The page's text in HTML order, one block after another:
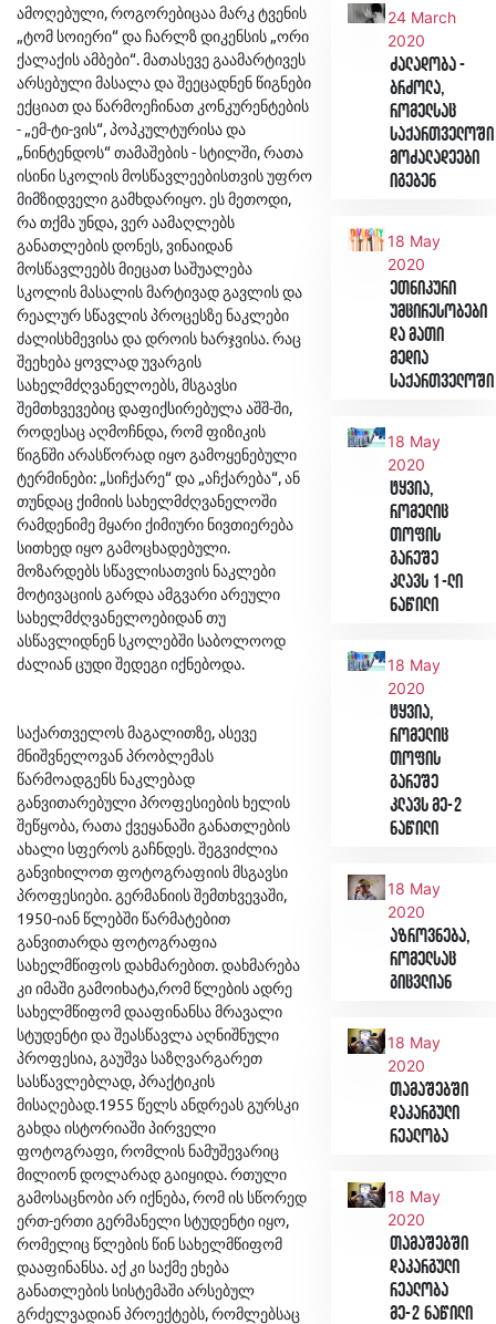
ამოღებული, როგორებიცაა მარკ ტვენის
„ტომ სოიერი“ და ჩარლზ დიკენსის „ორი
ქალაქის ამბები“. მათასევე გაამარტივეს
არსებული მასალა და შეეცადნენ წიგნები
ექციათ და წარმოეჩინათ კონკურენტების
- „ემ-ტი-ვის“, პოპკულტურისა და
„ნინტენდოს“ თამაშების - სტილში, რათა
ისინი სკოლის მოსწავლეებისთვის უფრო
მიმზიდველი გამხდარიყო. ეს მეთოდი,
რა თქმა უნდა, ვერ აამაღლებს
განათლების დონეს, ვინაიდან
მოსწავლეებს მიეცათ საშუალება
სკოლის მასალის მარტივად გავლის და
რეალურ სწავლის პროცესზე ნაკლები
ძალისხმევისა და დროის ხარჯვისა. რაც
შეეხება ყოვლად უვარგის
სახელმძღვანელოებს, მსგავსი
შემთხვევებიც დაფიქსირებულა აშშ-ში,
როდესაც აღმოჩნდა, რომ ფიზიკის
წიგნში არასწორად იყო გამოყენებული
ტერმინები: „სიჩქარე“ და „აჩქარება“, ან
თუნდაც ქიმიის სახელმძღვანელოში
რამდენიმე მყარი ქიმიური ნივთიერება
სითხედ იყო გამოცხადებული.
მოზარდებს სწავლისათვის ნაკლები
მოტივაციის გარდა ამგვარი არეული
სახელმძღვანელოებიდან თუ
ასწავლიდნენ სკოლებში საბოლოოდ
ძალიან ცუდი შედეგი იქნებოდა.
საქართველოს მაგალითზე, ასევე
მნიშვნელოვან პრობლემას
წარმოადგენს ნაკლებად
განვითარებული პროფესიების ხელის
შეწყობა, რათა ქვეყანაში განათლების
ახალი სფეროს გაჩნდეს. შეგვიძლია
განვიხილოთ ფოტოგრაფიის მსგავსი
პროფესიები. გერმანიის შემთხვევაში,
1950-იან წლებში წარმატებით
განვითარდა ფოტოგრაფია
სახელმწიფოს დახმარებით. დახმარება
კი იმაში გამოიხატა,რომ წლების ადრე
სახელმწიფომ დააფინანსა მრავალი
სტუდენტი და შეასწავლა აღნიშნული
პროფესია, გაუშვა საზღვარგარეთ
სასწავლებლად, პრაქტიკის
მისაღებად.1955 წელს ანდრეას გურსკი
გახდა ისტორიაში პირველი
ფოტოგრაფი, რომლის ნამუშევარიც
მილიონ დოლარად გაიყიდა. რთული
გამოსაცნობი არ იქნება, რომ ის სწორედ
ერთ-ერთი გერმანელი სტუდენტი იყო,
რომელიც წლების წინ სახელმწიფომ
დააფინანსა. აქ კი საქმე ეხება
განათლების სისტემაში არსებულ
გრძელვადიან პროექტებს, რომლებსაც
24 March
2020
ძალადობა -
ბრძოლა,
რომელსაც
საქართველოში
მოძალადეები
იგებენ
18 May
2020
ეთნიკური
უმცირესობები
და მათი
მედია
საქართველოში
18 May
2020
ტყვია,
რომელიც
თოფის
გარეშე
კლავს 1-ლი
ნაწილი
18 May
2020
ტყვია,
რომელიც
თოფის
გარეშე
კლავს მე-2
ნაწილი
18 May
2020
აზროვნება,
რომელსაც
გიცვლიან
18 May
2020
თამაშებში
დაკარგული
რეალობა
18 May
2020
თამაშებში
დაკარგული
რეალობა
მე-2 ნაწილი